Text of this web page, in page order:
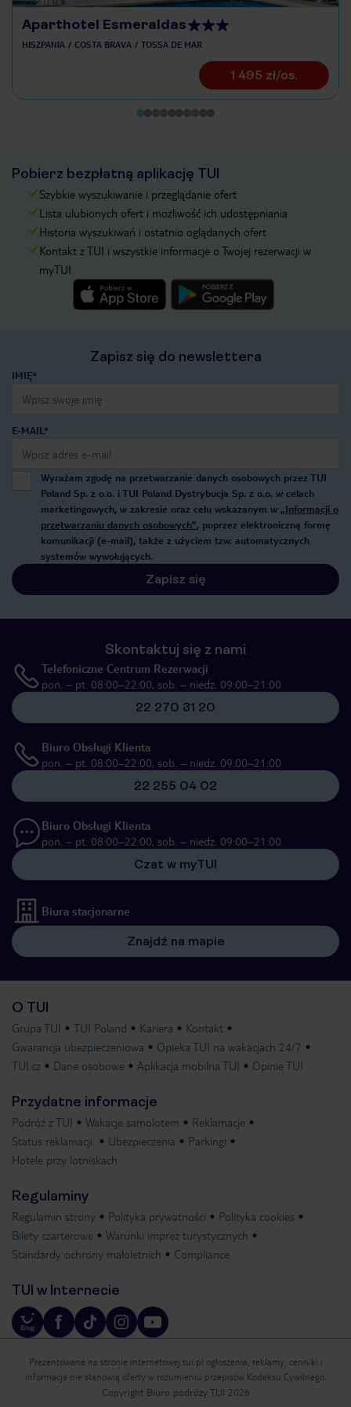
Aparthotel Esmeraldas
HISZPANIA COSTA BRAVA TOSSA DE MAR
1 495 zł/os.
Pobierz bezpłatną aplikację TUI
Szybkie wyszukiwanie i przeglądanie ofert
Lista ulubionych ofert i możliwość ich udostępniania
Historia wyszukiwań i ostatnio oglądanych ofert
Kontakt z TUI i wszystkie informacje o Twojej rezerwacji w
myTUI
Zapisz się do newslettera
IMIĘ*
E-MAIL*
Wyrażam zgodę na przetwarzanie danych osobowych przez TUI
Poland Sp. z o.o. i TUI Poland Dystrybucja Sp. z o.o. w celach
marketingowych, w zakresie oraz celu wskazanym w „Informacji o
przetwarzaniu danych osobowych”, poprzez elektroniczną formę
komunikacji (e-mail), także z użyciem tzw. automatycznych
systemów wywołujących.
Zapisz się
Skontaktuj się z nami
Telefoniczne Centrum Rezerwacji
pon. – pt. 08:00–22:00, sob. – niedz. 09:00–21:00
22 270 31 20
Biuro Obsługi Klienta
pon. – pt. 08:00–22:00, sob. – niedz. 09:00–21:00
22 255 04 02
Biuro Obsługi Klienta
pon. – pt. 08:00–22:00, sob. – niedz. 09:00–21:00
Czat w myTUI
Biura stacjonarne
Znajdź na mapie
O TUI
Grupa TUI TUI Poland Kariera
Kontakt
Gwarancja ubezpieczeniowa
Opieka TUI na wakacjach 24/7
TUI.cz
Dane osobowe Aplikacja mobilna TUI Opinie TUI
Przydatne informacje
Podróż z TUI Wakacje samolotem
Reklamacje
Status reklamacji
Ubezpieczenia
Parkingi
Hotele przy lotniskach
Regulaminy
Regulamin strony Polityka prywatności
Polityka cookies
Bilety czarterowe
Warunki imprez turystycznych
Standardy ochrony małoletnich
Compliance
TUI w Internecie
Prezentowane na stronie internetowej tui.pl ogłoszenia, reklamy, cenniki i
informacje nie stanowią oferty w rozumieniu przepisów Kodeksu Cywilnego.
Copyright Biuro podróży TUI 2026